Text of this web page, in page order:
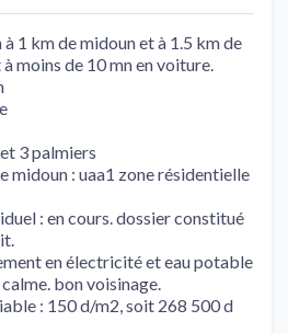
1 km de midoun et à 1.5 km de
à moins de 10 mn en voiture.
3 palmiers
midoun : uaa1 zone résidentielle
: en cours. dossier constitué
en électricité et eau potable
bon voisinage.
: 150 d/m2, soit 268 500 d